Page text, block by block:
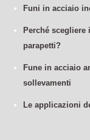
Funi in acciaio
Perché
parapetti?
Fune in acciaio
sollevamenti
Le applicazioni